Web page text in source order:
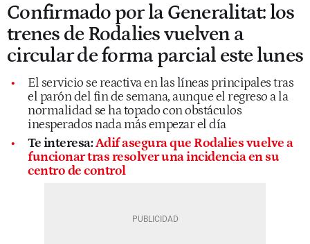
Confirmado por la Generalitat: los
trenes de Rodalies vuelven a
circular de forma parcial este lunes
El servicio se reactiva en las líneas principales tras
el parón del fin de semana, aunque el regreso a la
normalidad se ha topado con obstáculos
inesperados nada más empezar el día
Te interesa:Adif asegura que Rodalies vuelve a
funcionar tras resolver una incidencia en su
centro de control